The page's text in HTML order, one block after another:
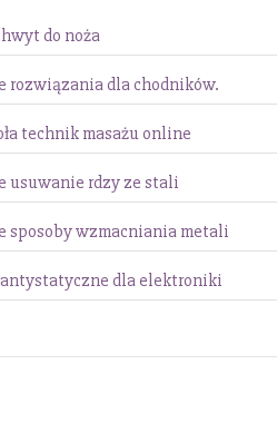
do noża
rozwiązania dla chodników.
technik masażu online
usuwanie rdzy ze stali
sposoby wzmacniania metali
dla elektroniki